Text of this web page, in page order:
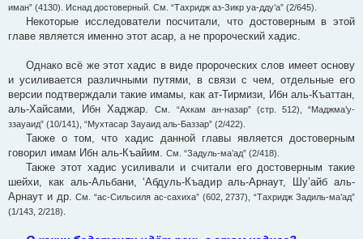
иман” (4130). Иснад достоверный. См. “Тахридж аз-Зикр уа-дду’а” (2/645).
Некоторые исследователи посчитали, что достоверным в этой
главе является именно этот асар, а не пророческий хадис.
Однако всё же этот хадис в виде пророческих слов имеет основу
и усиливается различными путями, в связи с чем, отдельные его
версии подтверждали такие имамы, как ат-Тирмизи, Ибн аль-Къаттан,
аль-Хайсами, Ибн Хаджар.См. “Ахкам ан-назар” (стр. 512), “Маджма’у-
ззауаид” (10/141), “Мухтасар Зауаид аль-Баззар” (2/422).
Также о том, что хадис данной главы является достоверным
говорил имам Ибн аль-Къайим. См. “Задуль-ма’ад” (2/418).
Также этот хадис усиливали и считали его достоверным такие
шейхи, как аль-Альбани, ‘Абдуль-Къадир аль-Арнаут, Шу’айб аль-
Арнаут и др.См. “ас-Сильсиля ас-сахиха” (602, 2737), “Тахридж Задиль-ма’ад”
(1/143, 2/218).